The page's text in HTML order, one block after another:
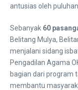
antusias oleh
Sebanyak 60
Belitang Mulya,
menjalani sidang
Pengadilan Agama
bagian dari program
membantu